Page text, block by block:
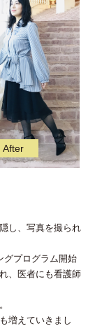
し、写真を撮られ
グプログラム開始
、医者にも看護師
増えていきまし